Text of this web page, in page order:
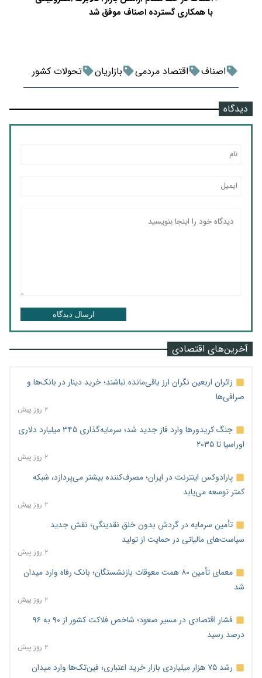
با همکاری گسترده اصناف موفق شد
اصناف اقتصاد مردمی بازاریان تحولات کشور
دیدگاه
ارسال دیدگاه
آخرین‌های اقتصادی
زائران اربعین نگران ارز باقی‌مانده نباشند؛ خرید دینار در بانک‌ها و
صرافی‌ها
۲ روز پیش
جنگ کریدورها وارد فاز جدید شد؛ سرمایه‌گذاری ۳۴۵ میلیارد دلاری
اوراسیا تا ۲۰۳۵
۲ روز پیش
پارادوکس اینترنت در ایران؛ مصرف‌کننده بیشتر می‌پردازد، شبکه
کمتر توسعه می‌یابد
۲ روز پیش
تأمین سرمایه در گردش بدون خلق نقدینگی؛ نقش جدید
سیاست‌های مالیاتی در حمایت از تولید
۲ روز پیش
معمای تأمین ۸۰ همت معوقات بازنشستگان؛ بانک رفاه وارد میدان
شد
۲ روز پیش
فشار اقتصادی در مسیر صعود؛ شاخص فلاکت کشور از ۹۰ به ۹۶
درصد رسید
۲ روز پیش
رشد ۷۵ هزار میلیاردی بازار خرید اعتباری؛ فین‌تک‌ها وارد میدان